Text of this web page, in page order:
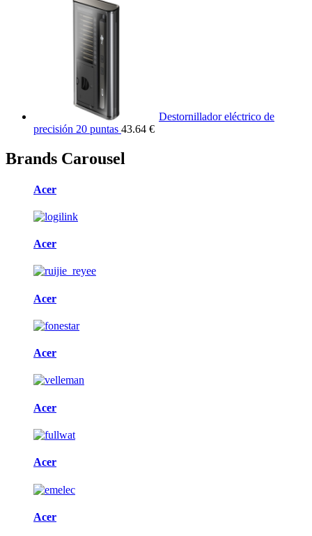
Destornillador eléctrico de
precisión 20 puntas 43.64 €
Brands Carousel
Acer
Acer
Acer
Acer
Acer
Acer
Acer